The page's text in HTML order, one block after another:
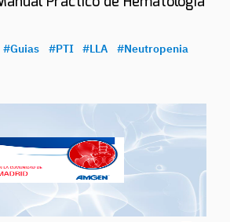
#Guias #PTI #LLA
#Neutropenia